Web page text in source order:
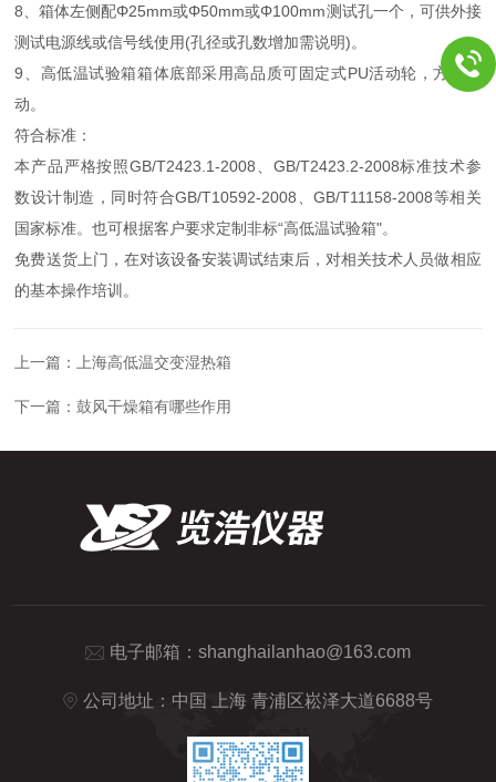
8、箱体左侧配Φ25mm或Φ50mm或Φ100mm测试孔一个，可供外接
测试电源线或信号线使用(孔径或孔数增加需说明)。
9、高低温试验箱箱体底部采用高品质可固定式PU活动轮，方便移
动。
符合标准：
本产品严格按照GB/T2423.1-2008、GB/T2423.2-2008标准技术参
数设计制造，同时符合GB/T10592-2008、GB/T11158-2008等相关
国家标准。也可根据客户要求定制非标“高低温试验箱"。
免费送货上门，在对该设备安装调试结束后，对相关技术人员做相应
的基本操作培训。
上一篇： 上海高低温交变湿热箱
下一篇：鼓风干燥箱有哪些作用
电子邮箱： shanghailanhao@163.com
公司地址：中国 上海 青浦区崧泽大道6688号